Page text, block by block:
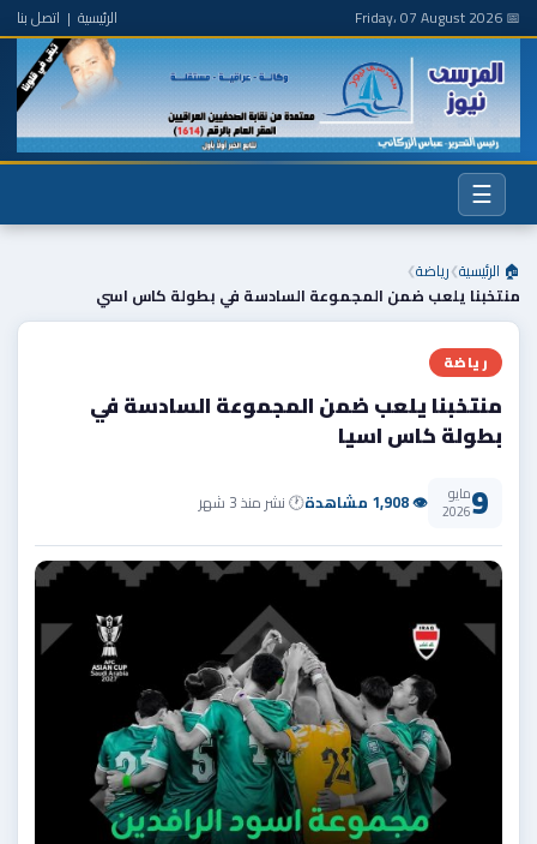
📅 Friday، 07 August 2026 الرئيسية | اتصل بنا
☰
🏠 الرئيسية❯رياضة❯
منتخبنا يلعب ضمن المجموعة السادسة في بطولة كاس اسي
رياضة
منتخبنا يلعب ضمن المجموعة السادسة في
بطولة كاس اسيا
9مايو
2026 👁 1,908 مشاهدة 🕐 نشر منذ 3 شهر